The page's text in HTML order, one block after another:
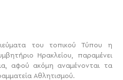
του τοπικού Τύπου η
Ηρακλείου, παραμένει
αφού ακόμη αναμένονται τα
Αθλητισμού.